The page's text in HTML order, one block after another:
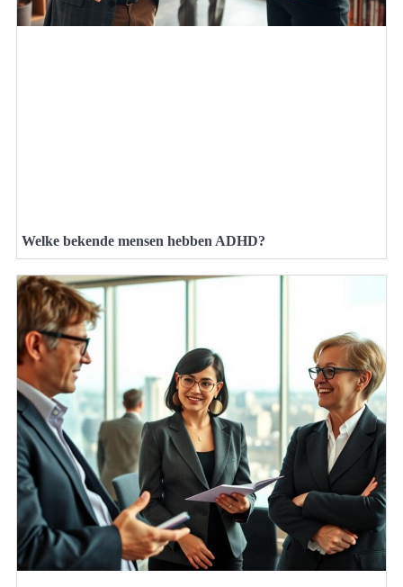
Welke bekende mensen hebben ADHD?